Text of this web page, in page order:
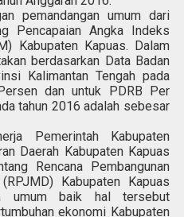
pemandangan umum dari
Pencapaian Angka Indeks
Kabupaten Kapuas. Dalam
berdasarkan Data Badan
Kalimantan Tengah pada
dan untuk PDRB Per
tahun 2016 adalah sebesar
Pemerintah Kabupaten
Daerah Kabupaten Kapuas
Rencana Pembangunan
Kabupaten Kapuas
umum baik hal tersebut
ekonomi Kabupaten